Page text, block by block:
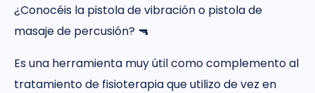
¿Conocéis la pistola de vibración o pistola de
masaje de percusión? 🔫
Es una herramienta muy útil como complemento al
tratamiento de fisioterapia que utilizo de vez en